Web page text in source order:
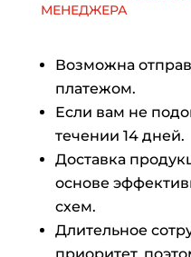
менеджера
Возможна
платежом.
Если вам не
течении 14 дней.
Доставка
основе
схем.
Длительное